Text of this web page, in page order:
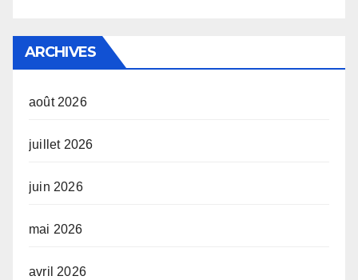
ARCHIVES
août 2026
juillet 2026
juin 2026
mai 2026
avril 2026